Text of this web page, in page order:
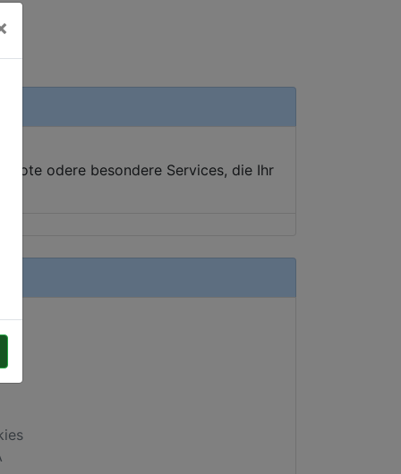
odere besondere Services, die Ihr